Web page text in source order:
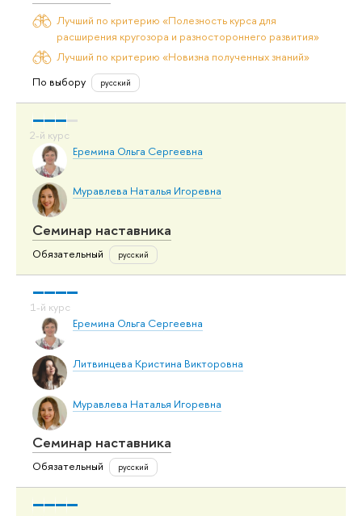
Лучший по критерию «Полезность курса для
расширения кругозора и разностороннего развития»
Лучший по критерию «Новизна полученных знаний»
По выбору
русский
Еремина Ольга Сергеевна
Муравлева Наталья Игоревна
Семинар наставника
Обязательный русский
Еремина Ольга Сергеевна
Литвинцева Кристина Викторовна
Муравлева Наталья Игоревна
Семинар наставника
Обязательный русский